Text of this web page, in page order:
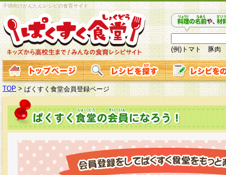
子供向けかんたんレシピの食育サイト
(例)トマト 豚肉
TOP > ぱくすく食堂会員登録ページ